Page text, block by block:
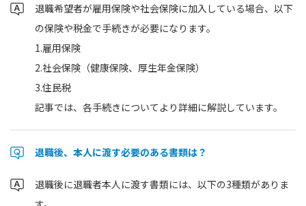
退職希望者が雇用保険や社会保険に加入している場合、以下
の保険や税金で手続きが必要になります。
1.雇用保険
2.社会保険（健康保険、厚生年金保険）
3.住民税
記事では、各手続きについてより詳細に解説しています。
退職後、本人に渡す必要のある書類は？
退職後に退職者本人に渡す書類には、以下の3種類がありま